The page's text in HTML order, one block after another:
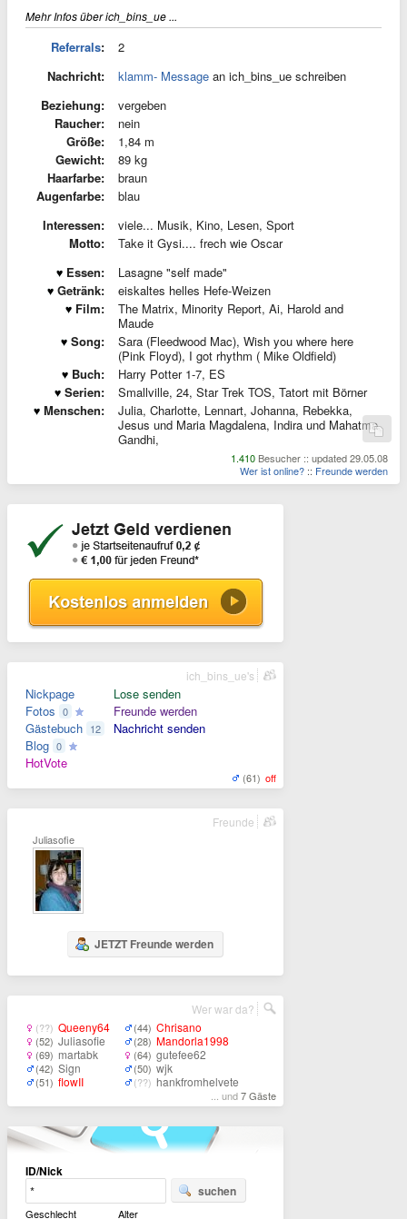
Mehr Infos über ich_bins_ue ...
Referrals:
2
Nachricht:
klamm- Message an ich_bins_ue schreiben
Beziehung:
vergeben
Raucher:
nein
Größe:
1,84 m
Gewicht:
89 kg
Haarfarbe:
braun
Augenfarbe:
blau
Interessen:
viele... Musik, Kino, Lesen, Sport
Motto:
Take it Gysi.... frech wie Oscar
Essen:
Lasagne "self made"
Getränk:
eiskaltes helles Hefe-Weizen
Film:
The Matrix, Minority Report, Ai, Harold and
Maude
Song:
Sara (Fleedwood Mac), Wish you where here
(Pink Floyd), I got rhythm ( Mike Oldfield)
Buch:
Harry Potter 1-7, ES
Serien:
Smallville, 24, Star Trek TOS, Tatort mit Börner
Menschen:
Julia, Charlotte, Lennart, Johanna, Rebekka,
Jesus und Maria Magdalena, Indira und Mahatma
Gandhi,
1.410 Besucher :: updated 29.05.08
Wer ist online? :: Freunde werden
Nickpage
Fotos 0
Gästebuch 12
Blog 0
HotVote
Lose senden
Freunde werden
Nachricht senden
(61) off
ich_bins_ue's
Juliasofie
JETZT Freunde werden
Freunde
(??) Queeny64
(52) Juliasofie
(69) martabk
(42) Sign
(51) flowII
(44) Chrisano
(28) Mandorla1998
(64) gutefee62
(50) wjk
(??) hankfromhelvete
... und7 Gäste
Wer war da?
ID/Nick
suchen
Geschlecht Alter